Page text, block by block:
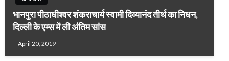
भानपुरा पीठाधीश्वर शंकराचार्य स्वामी दिव्यानंद तीर्थ का निधन,
दिल्ली के एम्स में ली अंतिम सांस
April 20, 2019